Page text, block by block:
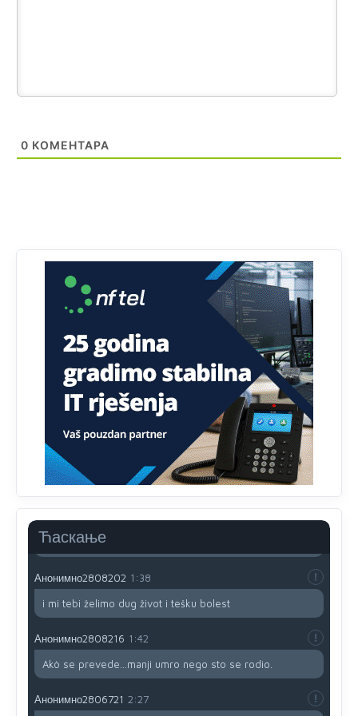
0 КОМЕНТАРА
Ћаскање
БиХ није гласала да је тзв.Косово држава. Лупаш ко к у
р а ц по самару луди турко.
Анонимно2807895 12:18
Drzi pod kontrolom tri stvari jezik,karakter i
ponasanje...Uzivotu brani tri stvari:cast,prijatelja i
slabije.Iz zivota iskljuci tri stvari uvredu,neznanje i
dok si ziv gaji tri stvari dobrotu,pamet i
prijateljstvo!!
Анонимно2806721 12:39
791 BiH nije priznala Kosovo kao nezavisnu državu jer
genocidna tvorevina pravi smetnju a recimo Srbija je
davnopriznala.Na svakom proizvodu iz Srbije stoji -
uvoznik za Kosovo
Анонимно2806721
12:45
da brani? A imamo vojsku Kosova kojoj želimo svako
dobro i da se što bolje opreme
Анонимно2808202 1:38
i mi tebi želimo dug život i tešku bolest
Анонимно2808216 1:42
Akò se prevede...manji umro nego sto se rodio.
Анонимно2806721 2:27